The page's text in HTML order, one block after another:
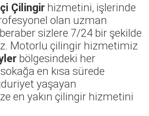
Çilingir hizmetini, işlerinde
olan uzman
sizlere 7/24 bir şekilde
Motorlu çilingir hizmetimiz
bölgesindeki her
en kısa sürede
yaşayan
en yakın çilingir hizmetini